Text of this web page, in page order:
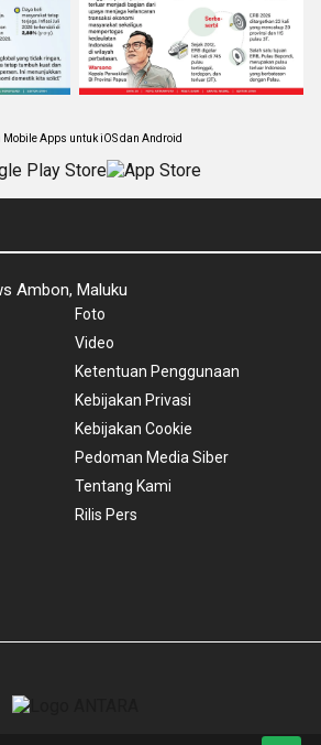
Mobile Apps untuk iOS dan Android
Ambon, Maluku
Foto
Video
Ketentuan Penggunaan
Kebijakan Privasi
Kebijakan Cookie
Pedoman Media Siber
Tentang Kami
Rilis Pers